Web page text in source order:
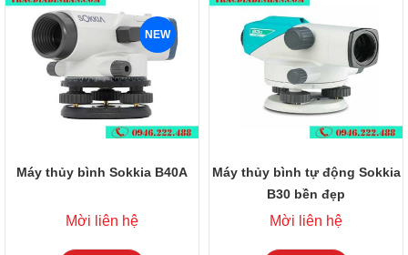
NEW
Máy thủy bình Sokkia B40A
Mời liên hệ
Máy thủy bình tự động Sokkia
B30 bền đẹp
Mời liên hệ